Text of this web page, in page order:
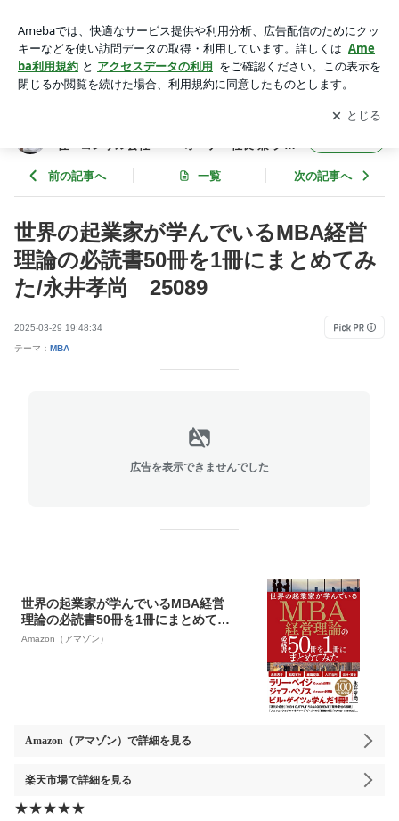
まとめてみた/永井孝尚 25089 | 年間365冊×今年22年目 武
道場主 兼 投資会社・コンサル会社 オーナー社長 兼 グロ
ービス経営大学院准教授による読書日記
アプリをダウンロードして ブログの更新通知
を受け取りまし
ょう。
開く
社・コンサル会社 オーナー社長 兼 グロ
前の記事へ 一覧 次の記事へ
世界の起業家が学んでいるMBA経営
理論の必読書50冊を1冊にまとめてみ
た/永井孝尚 25089
2025-03-29 19:48:34
テーマ： MBA
広告を表示できませんでした
世界の起業家が学んでいるMBA経営
理論の必読書50冊を1冊にまとめてみ
た
Amazon（アマゾン）
Amazon（アマゾン） で詳細を見る
楽天市場で詳細を見る
★★★★★